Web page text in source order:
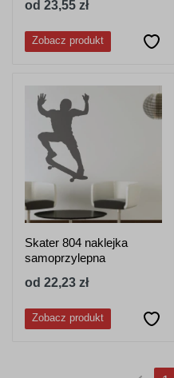
od 23,55 zł
Zobacz produkt
Skater 804 naklejka
samoprzylepna
od 22,23 zł
Zobacz produkt